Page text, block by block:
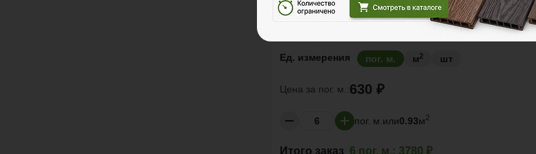
4м 6м
Ед. измерения пог. м. м2 шт
Цена за пог. м.:630 ₽
пог. м. или0.93м2
Итого заказ 6 пог. м.: 3780 ₽